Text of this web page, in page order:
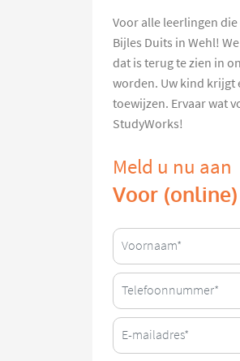
Voor alle leerlingen
Bijles Duits in Wehl!
dat is terug te zien in
worden. Uw kind krijgt
toewijzen. Ervaar wat
StudyWorks!
Meld u nu aan
Voor